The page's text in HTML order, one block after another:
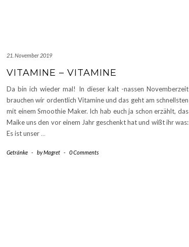
21. November 2019
VITAMINE – VITAMINE
Da bin ich wieder mal! In dieser kalt -nassen Novemberzeit
brauchen wir ordentlich Vitamine und das geht am schnellsten
mit einem Smoothie Maker. Ich hab euch ja schon erzählt, das
Maike uns den vor einem Jahr geschenkt hat und wißt ihr was:
Es ist unser …
Getränke - byMagret - 0 Comments